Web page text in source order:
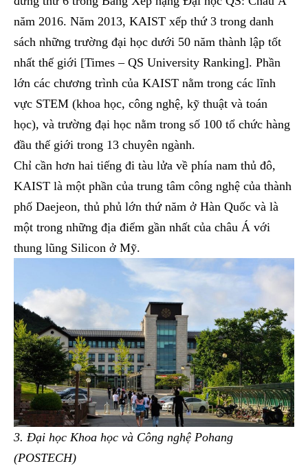
năm 2016. Năm 2013, KAIST xếp thứ 3 trong danh
sách những trường đại học dưới 50 năm thành lập tốt
nhất thế giới [Times – QS University Ranking]. Phần
lớn các chương trình của KAIST nằm trong các lĩnh
vực STEM (khoa học, công nghệ, kỹ thuật và toán
học), và trường đại học nằm trong số 100 tổ chức hàng
đầu thế giới trong 13 chuyên ngành.
Chỉ cần hơn hai tiếng đi tàu lửa về phía nam thủ đô,
KAIST là một phần của trung tâm công nghệ của thành
phố Daejeon, thủ phủ lớn thứ năm ở Hàn Quốc và là
một trong những địa điểm gần nhất của châu Á với
thung lũng Silicon ở Mỹ.
3. Đại học Khoa học và Công nghệ Pohang
(POSTECH)